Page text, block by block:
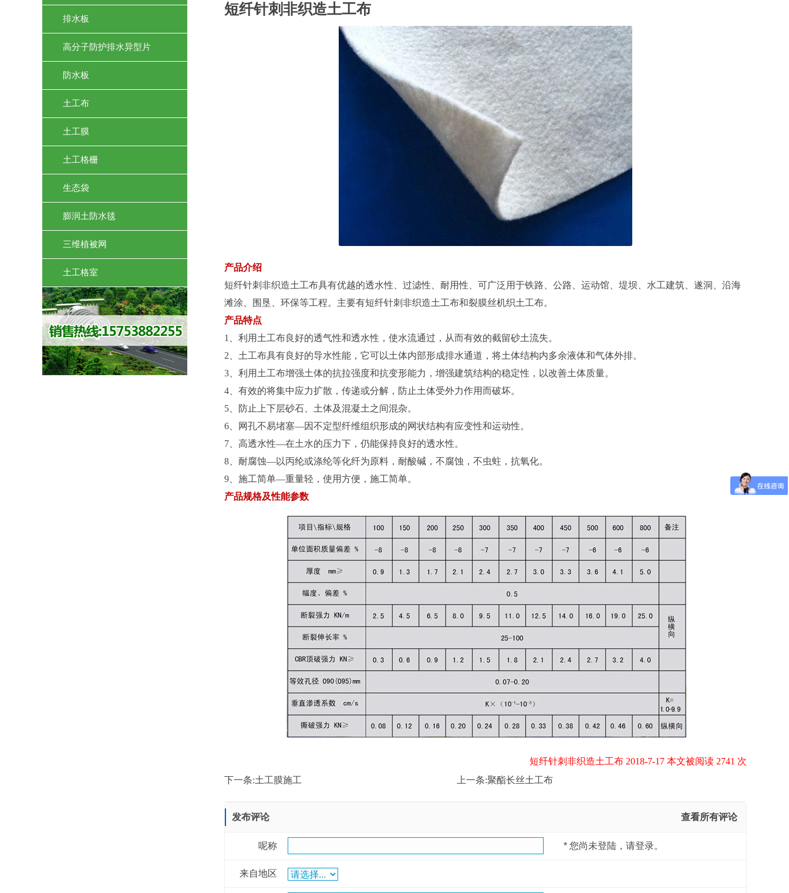
排水板
高分子防护排水异型片
防水板
土工布
土工膜
土工格栅
生态袋
膨润土防水毯
三维植被网
土工格室
短纤针刺非织造土工布
产品介绍
短纤针刺非织造土工布具有优越的透水性、过滤性、耐用性、可广泛用于铁路、公路、运动馆、堤坝、水工建筑、遂洞、沿海
滩涂、围垦、环保等工程。主要有短纤针刺非织造土工布和裂膜丝机织土工布。
产品特点
1、利用土工布良好的透气性和透水性，使水流通过，从而有效的截留砂土流失。
2、土工布具有良好的导水性能，它可以土体内部形成排水通道，将土体结构内多余液体和气体外排。
3、利用土工布增强土体的抗拉强度和抗变形能力，增强建筑结构的稳定性，以改善土体质量。
4、有效的将集中应力扩散，传递或分解，防止土体受外力作用而破坏。
5、防止上下层砂石、土体及混凝土之间混杂。
6、网孔不易堵塞—因不定型纤维组织形成的网状结构有应变性和运动性。
7、高透水性—在土水的压力下，仍能保持良好的透水性。
8、耐腐蚀—以丙纶或涤纶等化纤为原料，耐酸碱，不腐蚀，不虫蛀，抗氧化。
9、施工简单—重量轻，使用方便，施工简单。
产品规格及性能参数
短纤针刺非织造土工布 2018-7-17 本文被阅读 2741 次
下一条:土工膜施工 上一条:聚酯长丝土工布
发布评论 查看所有评论
呢称 * 您尚未登陆，请登录。
来自地区